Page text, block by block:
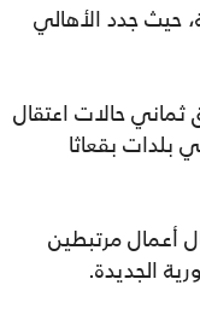
حيث جدد الأهالي
ثماني حالات اعتقال
بلدات بقعاثا
أعمال مرتبطين
الجديدة.